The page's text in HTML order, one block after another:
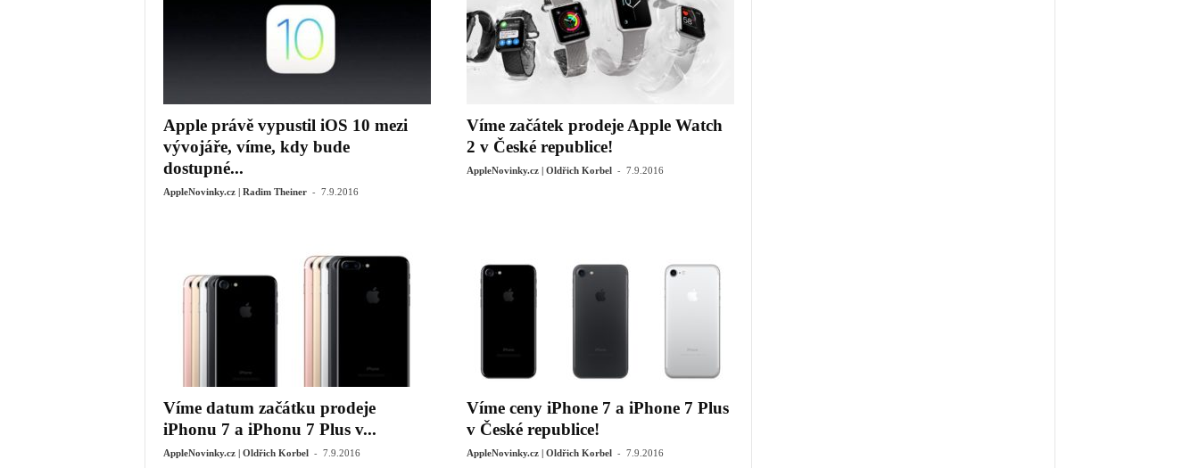
Apple právě vypustil iOS 10 mezi
vývojáře, víme, kdy bude
dostupné...
AppleNovinky.cz | Radim Theiner - 7.9.2016
Víme začátek prodeje Apple Watch
2 v České republice!
AppleNovinky.cz | Oldřich Korbel - 7.9.2016
Víme datum začátku prodeje
iPhonu 7 a iPhonu 7 Plus v...
AppleNovinky.cz | Oldřich Korbel - 7.9.2016
Víme ceny iPhone 7 a iPhone 7 Plus
v České republice!
AppleNovinky.cz | Oldřich Korbel - 7.9.2016